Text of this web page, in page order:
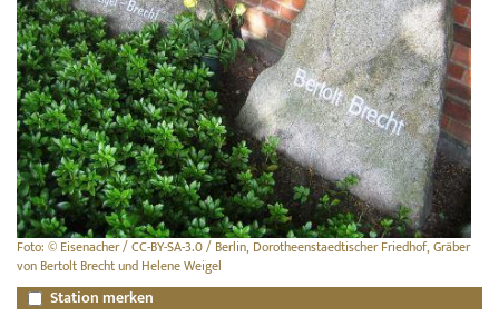
Foto: © Eisenacher / CC-BY-SA-3.0 / Berlin, Dorotheenstaedtischer Friedhof, Gräber
von Bertolt Brecht und Helene Weigel
Station merken